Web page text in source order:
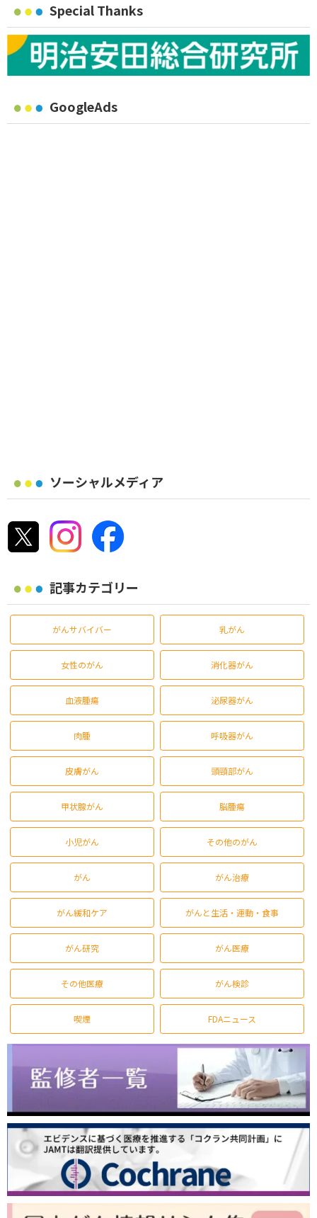
Special Thanks
GoogleAds
ソーシャルメディア
記事カテゴリー
がんサバイバー 乳がん
女性のがん 消化器がん
血液腫瘍 泌尿器がん
肉腫 呼吸器がん
皮膚がん 頭頸部がん
甲状腺がん 脳腫瘍
小児がん その他のがん
がん がん治療
がん緩和ケア がんと生活・運動・食事
がん研究 がん医療
その他医療 がん検診
喫煙 FDAニュース